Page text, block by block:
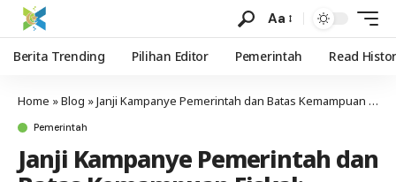
Aa
Berita Trending Pilihan Editor Pemerintah Read
Home »Blog »Janji Kampanye Pemerintah dan Batas Kemampuan Fiskal: Ketika Harapan Bertemu Realitas
Pemerintah
Janji Kampanye Pemerintah dan